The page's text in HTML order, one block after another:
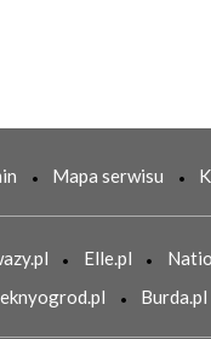
Mapa serwisu
Elle.pl
Burda.pl